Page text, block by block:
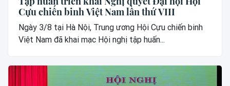
Cựu chiến binh Việt Nam lần thứ VIII
Ngày 3/8 tại Hà Nội, Trung ương Hội Cựu chiến binh
Việt Nam đã khai mạc Hội nghị tập huấn...